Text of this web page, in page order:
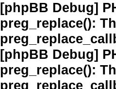
[phpBB Debug]
preg_replace():
[phpBB Debug]
preg_replace():